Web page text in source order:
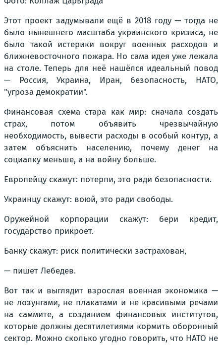
Этот проект задумывали ещё в 2018 году — тогда не
было нынешнего масштаба украинского кризиса, не
было такой истерики вокруг военных расходов и
ближневосточного пожара. Но сама идея уже лежала
на столе. Теперь для неё нашёлся идеальный повод
— Россия, Украина, Иран, безопасность, НАТО,
"угроза демократии".
Финансовая схема стара как мир: сначала создать
страх, потом объявить чрезвычайную
необходимость, вывести расходы в особый контур, а
затем объяснить населению, почему денег на
социалку меньше, а на войну больше.
Европейцу скажут: потерпи, это ради безопасности.
Украинцу скажут: воюй, это ради свободы.
Оружейной корпорации скажут: бери кредит,
государство прикроет.
Банку скажут: риск политически застрахован,
— пишет Лебедев.
Вот так и выглядит взрослая военная экономика —
не лозунгами, не плакатами и не красивыми речами
на саммите, а созданием финансовых институтов,
которые должны десятилетиями кормить оборонный
сектор. Можно сколько угодно говорить, что НАТО не